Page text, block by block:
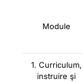
Module
1. Curriculum,
instruire şi